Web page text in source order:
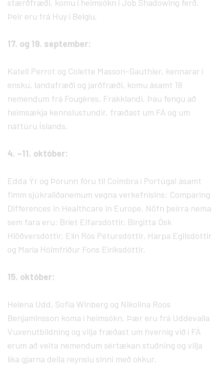
stærðfræði, komu í heimsókn í Job Shadowing ferð.
Þeir eru frá Huy í Belgíu.
17. og 19. september:
Katell Perrot og Colette Masson-Gauthier, kennarar í
ensku, landafræði og jarðfræði, komu ásamt 18
nemendum frá Fougères, Frakklandi. Þau fengu að
heimsækja kennslustundir, fræðast um FÁ og um
náttúru Íslands.
4. –11. október:
Edda Ýr og Þórunn fóru til Coimbra í Portúgal ásamt
fimm sjúkraliðanemum vegna verkefnisins: Comparing
Differences in Healthcare in Europe. Nöfn þeirra nema
sem fara eru: Bríet Elfarsdóttir, Birgitta Ósk
Hlöðversdóttir, Elín Rós Pétursdóttir, Harpa Egilsdóttir
og María Hólmfríður Fons Eiríksdóttir.
15. október:
Helena Udd, Sofia Winberg og Nikolina Roos
Benjaminsson koma í heimsókn. Þær eru frá Uddevalla
Vuxenutbildning og vilja fræðast um hvernig við í FÁ
erum að veita nemendum sértækan stuðning og vilja
líka gjarna deila reynslu sinni með okkur.